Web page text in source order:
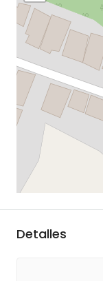
Detalles